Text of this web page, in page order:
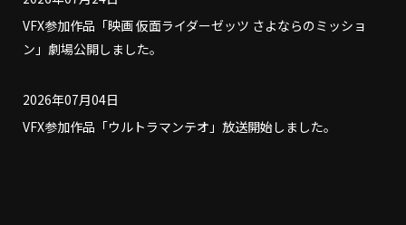
VFX参加作品「映画 仮面ライダーゼッツ さよならのミッショ
ン」劇場公開しました。
2026年07月04日
VFX参加作品「ウルトラマンテオ」放送開始しました。